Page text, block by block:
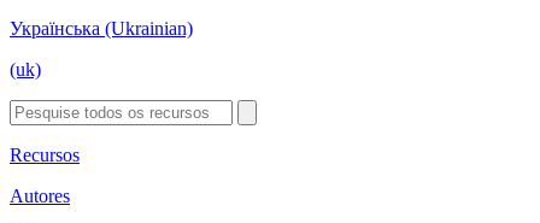
Українська (Ukrainian)
(uk)
Recursos
Autores